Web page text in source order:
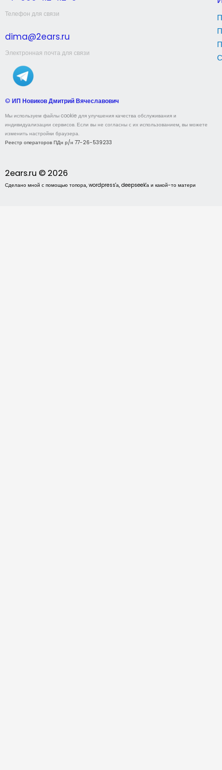
Телефон для связи
dima@2ears.ru
Электронная почта для связи
© ИП Новиков Дмитрий Вячеславович
Мы используем файлы cookie для улучшения качества обслуживания и
индивидуализации сервисов. Если вы не согласны с их использованием, вы можете
изменить настройки браузера.
Реестр операторов ПДн р/н 77-26-539233
2ears.ru © 2026
Сделано мной с помощью топора, wordpress'а, deepseek'а и какой-то матери